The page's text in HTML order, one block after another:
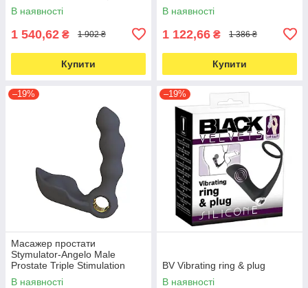
wave settings
В наявності
1 540,62 ₴ 1 902 ₴
Купити
В наявності
1 122,66 ₴ 1 386 ₴
Купити
–19%
Масажер простати
Stymulator-Angelo Male
Prostate Triple Stimulation
(black)
В наявності
–19%
BV Vibrating ring & plug
В наявності